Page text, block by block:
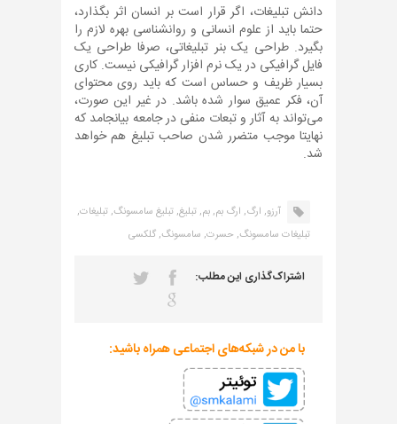
دانش تبلیغات، اگر قرار است بر انسان اثر بگذارد،
حتما باید از علوم انسانی و روانشناسی بهره لازم را
بگیرد. طراحی یک بنر تبلیغاتی، صرفا طراحی یک
فایل گرافیکی در یک نرم افزار گرافیکی نیست. کاری
بسیار ظریف و حساس است که باید روی محتوای
آن، فکر عمیق سوار شده باشد. در غیر این صورت،
می‌تواند به آثار و تبعات منفی در جامعه بیانجامد که
نهایتا موجب متضرر شدن صاحب تبلیغ هم خواهد
شد.
آرزو, ارگ, ارگ بم,بم,تبلیغ,تبلیغ سامسونگ,تبلیغات,
تبلیغات سامسونگ, حسرت, سامسونگ,گلکسی
اشتراک‌گذاری این مطلب:
با من در شبکه‌های اجتماعی همراه باشید: